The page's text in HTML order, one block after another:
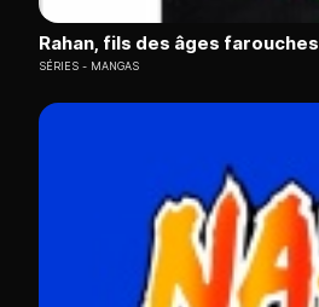
Rahan, fils des âges farouches
SÉRIES MANGAS